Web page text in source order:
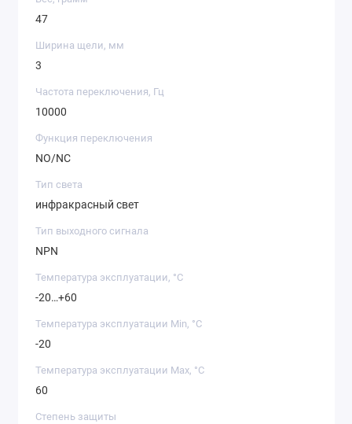
47
Ширина щели, мм
3
Частота переключения, Гц
10000
Функция переключения
NO/NC
Тип света
инфракрасный свет
Тип выходного сигнала
NPN
Температура эксплуатации, °C
-20…+60
Температура эксплуатации Min, °C
-20
Температура эксплуатации Max, °C
60
Степень защиты